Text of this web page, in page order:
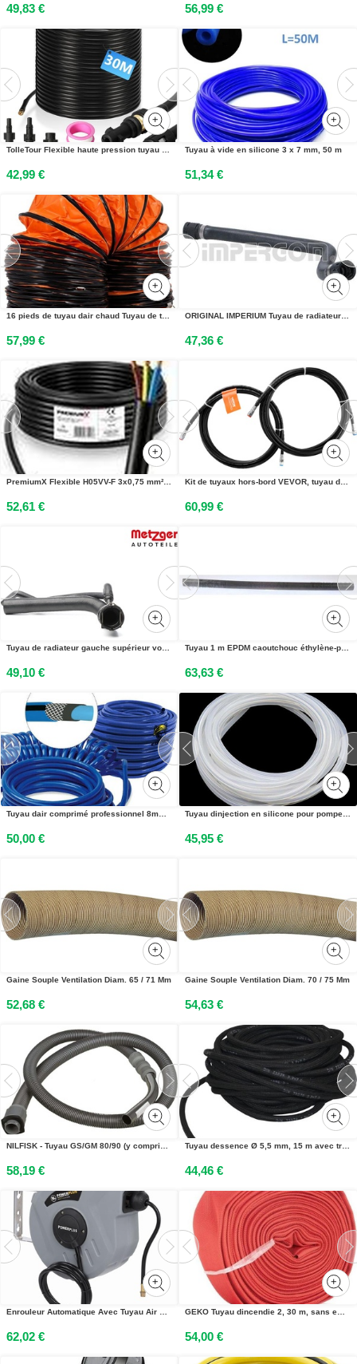
49,83 € 56,99 €
TolleTour Flexible haute pression tuyau de nettoyage, 30m, 160 bar, compatible avec Kärcher, K2, K3, K4, K5, K6, adaptateur inclus, buses fixes + rotatives
42,99 €
Tuyau à vide en silicone 3 x 7 mm, 50 m
51,34 €
16 pieds de tuyau dair chaud Tuyau de transport dair PVC - 4,9m de tuyau de ventilation - 4,48kg - Diamètre du ventilateur antidéflagrant 35x35x18cm Système circulaire.
57,99 €
ORIGINAL IMPERIUM Tuyau de radiateur pour BMW Série 3 Berline (E46) 225949
47,36 €
PremiumX Flexible H05VV-F 3x0,75 mm² 10 mètres de câble de raccordement flexible en PVC
52,61 €
Kit de tuyaux hors-bord VEVOR, tuyau de direction hydraulique de 609 cm, tuyaux de bateau hydrauliques TPEE anti-fuite en 2 parties, Compatible avec le système de direction hydraulique marine hors-bord jusquà 300 CV
60,99 €
Tuyau de radiateur gauche supérieur von Metzger (2420758) Schlauchleitung Kühlung
49,10 €
Tuyau 1 m EPDM caoutchouc éthylène-propylène-diène TRISCAN pour divers véhicules
63,63 €
Tuyau dair comprimé professionnel 8mm 50m 20 BAR Tuyau dair en PVC Tuyau de compresseur
50,00 €
Tuyau dinjection en silicone pour pompe - tuyau flexible pour le transfert par pompe - 8 mètres
45,95 €
Gaine Souple Ventilation Diam. 65 / 71 Mm
52,68 €
Gaine Souple Ventilation Diam. 70 / 75 Mm
54,63 €
NILFISK - Tuyau GS/GM 80/90 (y compris tube métallique coudé) - G - 12097500
58,19 €
Tuyau dessence Ø 5,5 mm, 15 m avec tresse de fils
44,46 €
Enrouleur Automatique Avec Tuyau Air Comprimé, 10 M
62,02 €
GEKO Tuyau dincendie 2, 30 m, sans embouts G70034
54,00 €